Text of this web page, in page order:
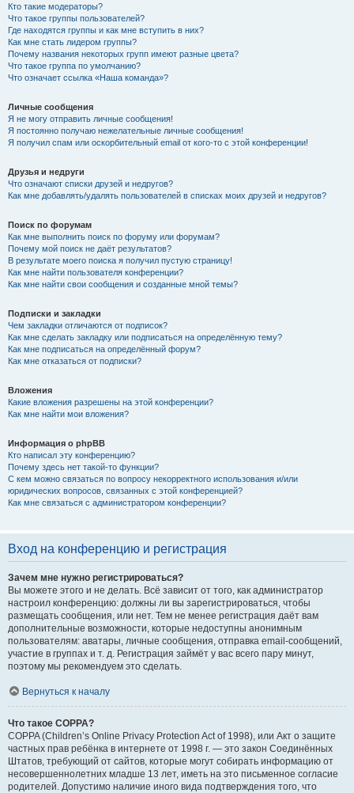
Кто такие модераторы?
Что такое группы пользователей?
Где находятся группы и как мне вступить в них?
Как мне стать лидером группы?
Почему названия некоторых групп имеют разные цвета?
Что такое группа по умолчанию?
Что означает ссылка «Наша команда»?
Личные сообщения
Я не могу отправить личные сообщения!
Я постоянно получаю нежелательные личные сообщения!
Я получил спам или оскорбительный email от кого-то с этой конференции!
Друзья и недруги
Что означают списки друзей и недругов?
Как мне добавлять/удалять пользователей в списках моих друзей и недругов?
Поиск по форумам
Как мне выполнить поиск по форуму или форумам?
Почему мой поиск не даёт результатов?
В результате моего поиска я получил пустую страницу!
Как мне найти пользователя конференции?
Как мне найти свои сообщения и созданные мной темы?
Подписки и закладки
Чем закладки отличаются от подписок?
Как мне сделать закладку или подписаться на определённую тему?
Как мне подписаться на определённый форум?
Как мне отказаться от подписки?
Вложения
Какие вложения разрешены на этой конференции?
Как мне найти мои вложения?
Информация о phpBB
Кто написал эту конференцию?
Почему здесь нет такой-то функции?
С кем можно связаться по вопросу некорректного использования и/или
юридических вопросов, связанных с этой конференцией?
Как мне связаться с администратором конференции?
Вход на конференцию и регистрация
Зачем мне нужно регистрироваться?
Вы можете этого и не делать. Всё зависит от того, как администратор
настроил конференцию: должны ли вы зарегистрироваться, чтобы
размещать сообщения, или нет. Тем не менее регистрация даёт вам
дополнительные возможности, которые недоступны анонимным
пользователям: аватары, личные сообщения, отправка email-сообщений,
участие в группах и т. д. Регистрация займёт у вас всего пару минут,
поэтому мы рекомендуем это сделать.
Вернуться к началу
Что такое COPPA?
COPPA (Children’s Online Privacy Protection Act of 1998), или Акт о защите
частных прав ребёнка в интернете от 1998 г. — это закон Соединённых
Штатов, требующий от сайтов, которые могут собирать информацию от
несовершеннолетних младше 13 лет, иметь на это письменное согласие
родителей. Допустимо наличие иного вида подтверждения того, что